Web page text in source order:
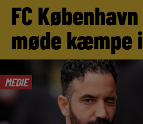
FC
møde kæmpe
MEDIE